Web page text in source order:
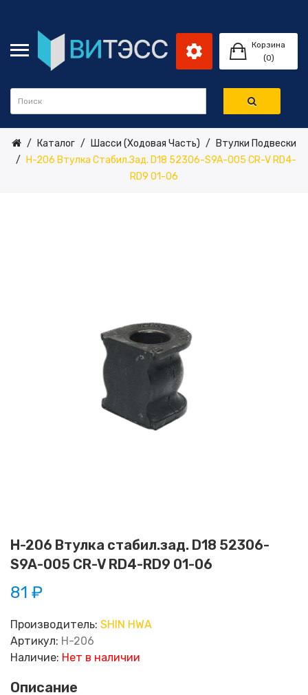
Корзина
(0)
Каталог Шасси (ходовая Часть)
Втулки Подвески
H-206 Втулка Стабил.зад. D18 52306-S9A-005 CR-V RD4-
RD9 01-06
H-206 Втулка стабил.зад. D18 52306-
S9A-005 CR-V RD4-RD9 01-06
81 ₽
Производитель: SHIN HWA
Артикул: H-206
Наличие: Нет в наличии
Описание